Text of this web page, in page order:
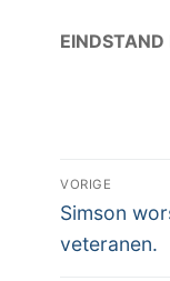
Bericht
VORIGE
Vorig
bericht:
Simson
veteranen.